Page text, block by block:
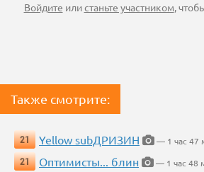
Войдите илистаньте участником,
Также смотрите:
21 Yellow subДРИЗИН
— 1 час 47
21
Оптимисты... блин
— 1 час 48